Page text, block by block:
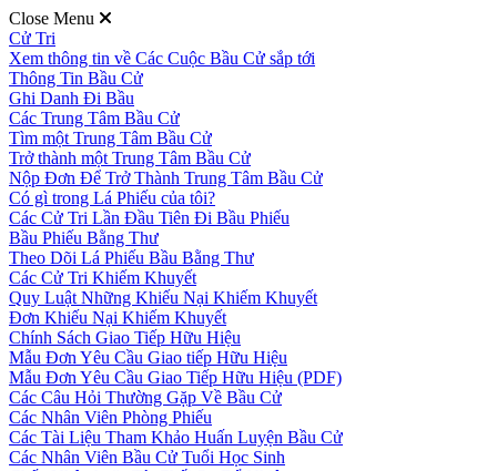
Close Menu
Cử Tri
Xem thông tin về Các Cuộc Bầu Cử sắp tới
Thông Tin Bầu Cử
Ghi Danh Đi Bầu
Các Trung Tâm Bầu Cử
Tìm một Trung Tâm Bầu Cử
Trở thành một Trung Tâm Bầu Cử
Nộp Đơn Để Trở Thành Trung Tâm Bầu Cử
Có gì trong Lá Phiếu của tôi?
Các Cử Tri Lần Đầu Tiên Đi Bầu Phiếu
Bầu Phiếu Bằng Thư
Theo Dõi Lá Phiếu Bầu Bằng Thư
Các Cử Tri Khiếm Khuyết
Quy Luật Những Khiếu Nại Khiếm Khuyết
Đơn Khiếu Nại Khiếm Khuyết
Chính Sách Giao Tiếp Hữu Hiệu
Mẫu Đơn Yêu Cầu Giao tiếp Hữu Hiệu
Mẫu Đơn Yêu Cầu Giao Tiếp Hữu Hiệu (PDF)
Các Câu Hỏi Thường Gặp Về Bầu Cử
Các Nhân Viên Phòng Phiếu
Các Tài Liệu Tham Khảo Huấn Luyện Bầu Cử
Các Nhân Viên Bầu Cử Tuổi Học Sinh